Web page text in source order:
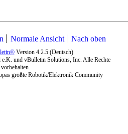
Normale Ansicht Nach oben
Version 4.2.5 (Deutsch)
und vBulletin Solutions, Inc. Alle Rechte
vorbehalten.
größte Robotik/Elektronik Community